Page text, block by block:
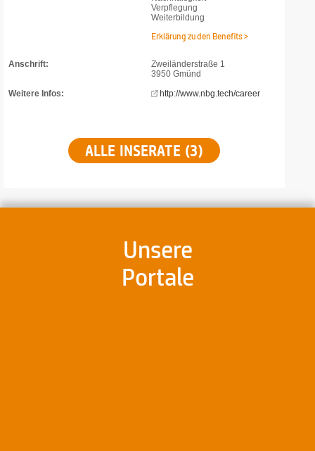
Verpflegung
Weiterbildung
Erklärung zu den Benefits >
Anschrift:
Zweiländerstraße 1
3950 Gmünd
Weitere Infos:
http://www.nbg.tech/career
ALLE INSERATE (3)
Unsere
Portale